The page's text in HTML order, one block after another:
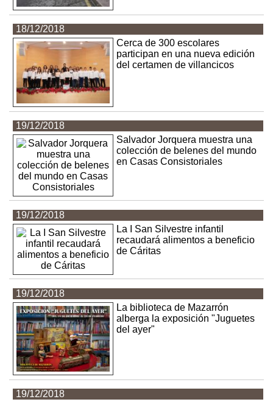
18/12/2018
Cerca de 300 escolares
participan en una nueva edición
del certamen de villancicos
19/12/2018
Salvador Jorquera muestra una
colección de belenes del mundo
en Casas Consistoriales
19/12/2018
La I San Silvestre infantil
recaudará alimentos a beneficio
de Cáritas
19/12/2018
La biblioteca de Mazarrón
alberga la exposición "Juguetes
del ayer"
19/12/2018